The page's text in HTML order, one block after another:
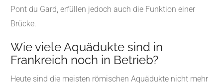
Pont du Gard, erfüllen jedoch auch die Funktion einer
Brücke.
Wie viele Aquädukte sind in
Frankreich noch in Betrieb?
Heute sind die meisten römischen Aquädukte nicht mehr